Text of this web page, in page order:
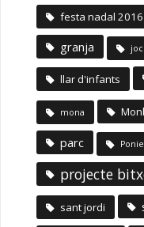
festa nadal 2016
granja
llar d'infants
mona
parc
projecte
sant jordi